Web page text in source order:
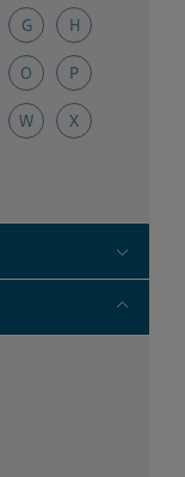
G H
O P
W X
Toggle
Toggle